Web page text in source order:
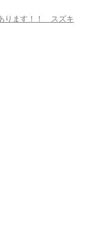
ります！！ スズキ